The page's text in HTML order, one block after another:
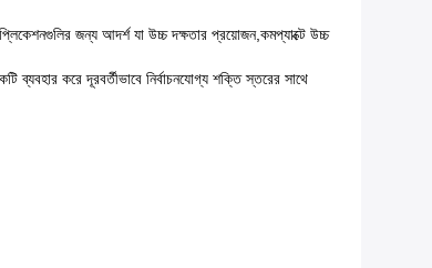
জন্য আদর্শ যা উচ্চ দক্ষতার প্রয়োজন,কমপ্যাক্টে উচ্চ
করে দূরবর্তীভাবে নির্বাচনযোগ্য শক্তি স্তরের সাথে